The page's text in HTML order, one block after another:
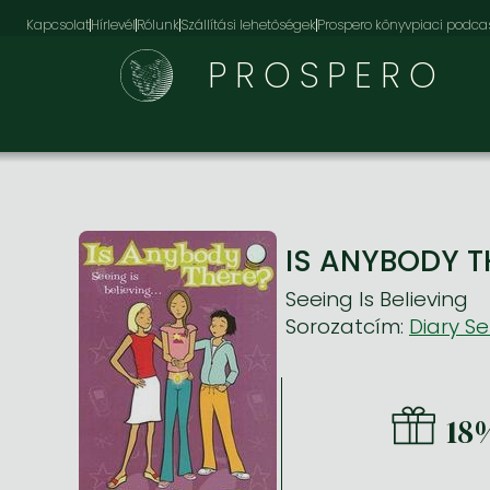
KapcsolatHírlevélRólunkSzállítási lehetőségekProspero könyvpiaci
PROSPERO
IS ANYBODY
Seeing Is Believing
Sorozatcím: Diary